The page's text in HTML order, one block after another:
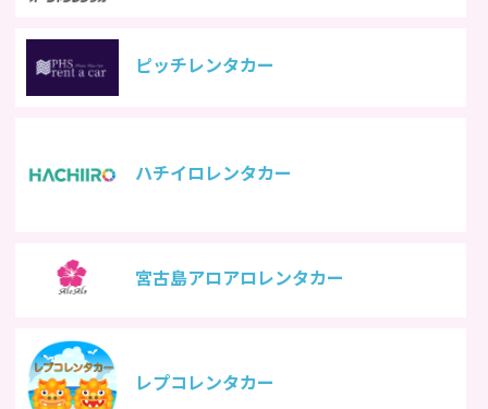
ピッチレンタカー
ハチイロレンタカー
宮古島アロアロレンタカー
レプコレンタカー